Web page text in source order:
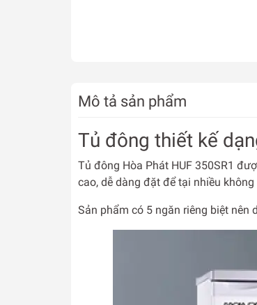
Mô tả sản phẩm
Tủ đông thiết kế
Tủ đông Hòa Phát HUF 350SR1
cao, dễ dàng đặt để tại nhiều
Sản phẩm có 5 ngăn riêng biệt